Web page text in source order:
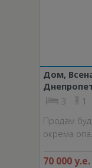
Дом,
3
1
Продам
окрема
70 000 у.е.